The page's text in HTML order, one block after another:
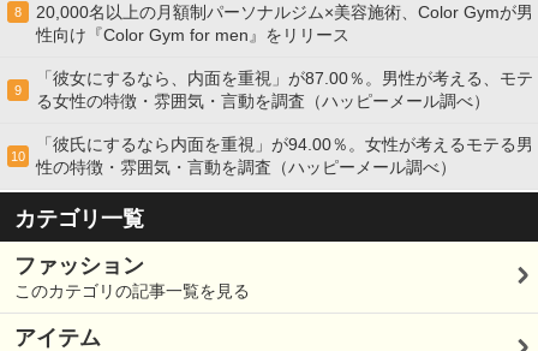
8
20,000名以上の月額制パーソナルジム×美容施術、Color Gymが男
性向け『Color Gym for men』をリリース
9
「彼女にするなら、内面を重視」が87.00％。男性が考える、モテ
る女性の特徴・雰囲気・言動を調査（ハッピーメール調べ）
10
「彼氏にするなら内面を重視」が94.00％。女性が考えるモテる男
性の特徴・雰囲気・言動を調査（ハッピーメール調べ）
カテゴリ一覧
ファッション
このカテゴリの記事一覧を見る
アイテム